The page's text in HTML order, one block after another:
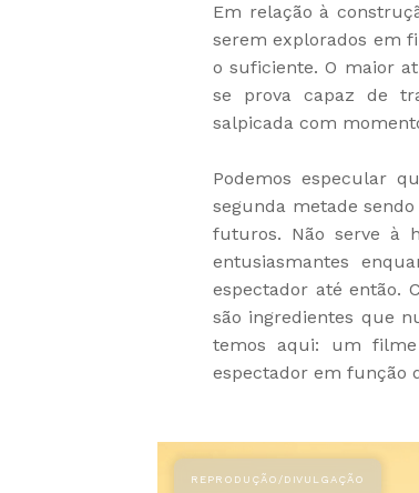
Em relação à
serem explorados em
o suficiente. O maior
se prova capaz de
salpicada com
Podemos especular
segunda metade
futuros. Não serve à
entusiasmantes
espectador até então.
são ingredientes que
temos aqui: um
espectador em função